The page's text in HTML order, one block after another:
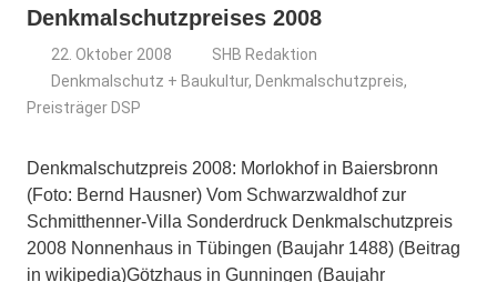
Denkmalschutzpreises 2008
22. Oktober 2008
SHB Redaktion
Denkmalschutz + Baukultur, Denkmalschutzpreis,
Preisträger DSP
Denkmalschutzpreis 2008: Morlokhof in Baiersbronn
(Foto: Bernd Hausner) Vom Schwarzwaldhof zur
Schmitthenner-Villa Sonderdruck Denkmalschutzpreis
2008 Nonnenhaus in Tübingen (Baujahr 1488) (Beitrag
in wikipedia)Götzhaus in Gunningen (Baujahr